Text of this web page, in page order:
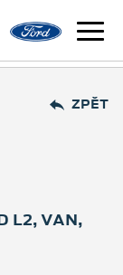
ZPĚT
L2, VAN,